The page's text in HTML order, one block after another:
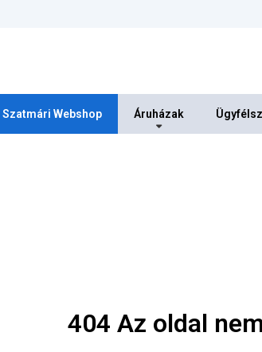
Szatmári Webshop Áruházak
404 Az oldal